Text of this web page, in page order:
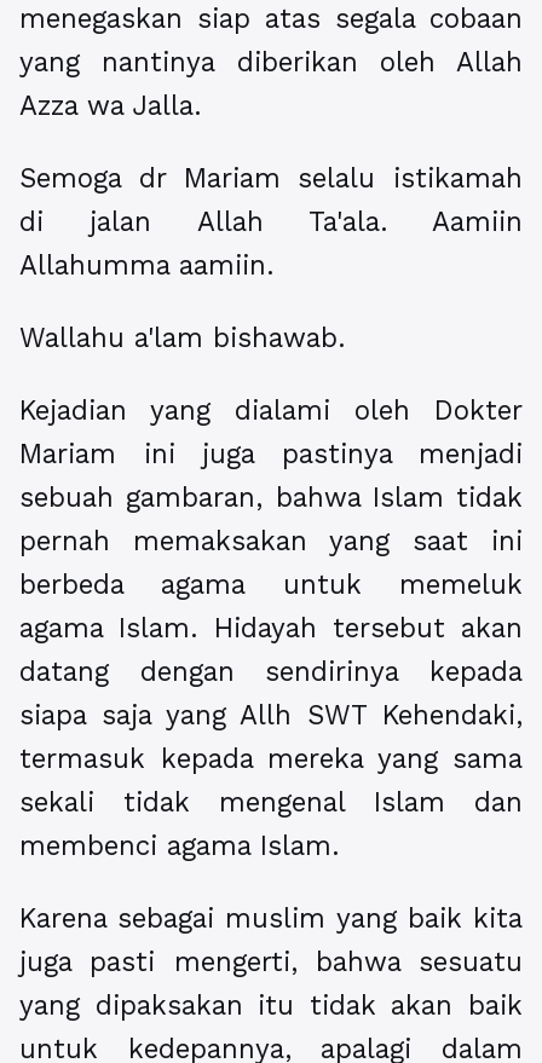
menegaskan siap atas segala cobaan
yang nantinya diberikan oleh Allah
Azza wa Jalla.
Semoga dr Mariam selalu istikamah
di jalan Allah Ta'ala. Aamiin
Allahumma aamiin.
Wallahu a'lam bishawab.
Kejadian yang dialami oleh Dokter
Mariam ini juga pastinya menjadi
sebuah gambaran, bahwa Islam tidak
pernah memaksakan yang saat ini
berbeda agama untuk memeluk
agama Islam. Hidayah tersebut akan
datang dengan sendirinya kepada
siapa saja yang Allh SWT Kehendaki,
termasuk kepada mereka yang sama
sekali tidak mengenal Islam dan
membenci agama Islam.
Karena sebagai muslim yang baik kita
juga pasti mengerti, bahwa sesuatu
yang dipaksakan itu tidak akan baik
untuk kedepannya, apalagi dalam